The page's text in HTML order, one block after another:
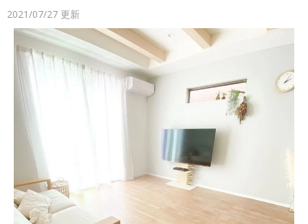
2021/07/27 更新